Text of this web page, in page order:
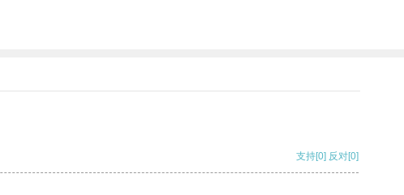
支持[0] 反对[0]